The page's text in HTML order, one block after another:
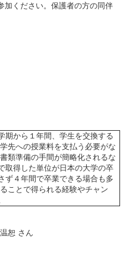
加ください。保護者の方の同伴
期から１年間、学生を交換する
先への授業料を支払う必要がな
類準備の手間が簡略化されるな
取得した単位が日本の大学の卒
ず４年間で卒業できる場合も多
ことで得られる経験やチャン
恕 さん